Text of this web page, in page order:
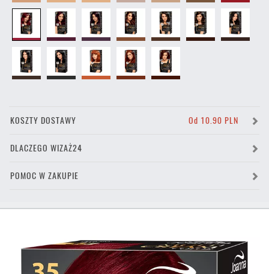
KOSZTY DOSTAWY Od 10.90 PLN
DLACZEGO WIZAŻ24
POMOC W ZAKUPIE